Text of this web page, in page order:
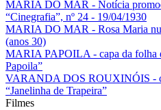
MARIA DO MAR - Notícia
“Cinegrafia”, nº 24 - 19/04/1930
MARIA DO MAR - Rosa Maria
(anos 30)
MARIA PAPOILA - capa da folha
Papoila”
VARANDA DOS ROUXINÓIS -
“Janelinha de Trapeira”
Filmes